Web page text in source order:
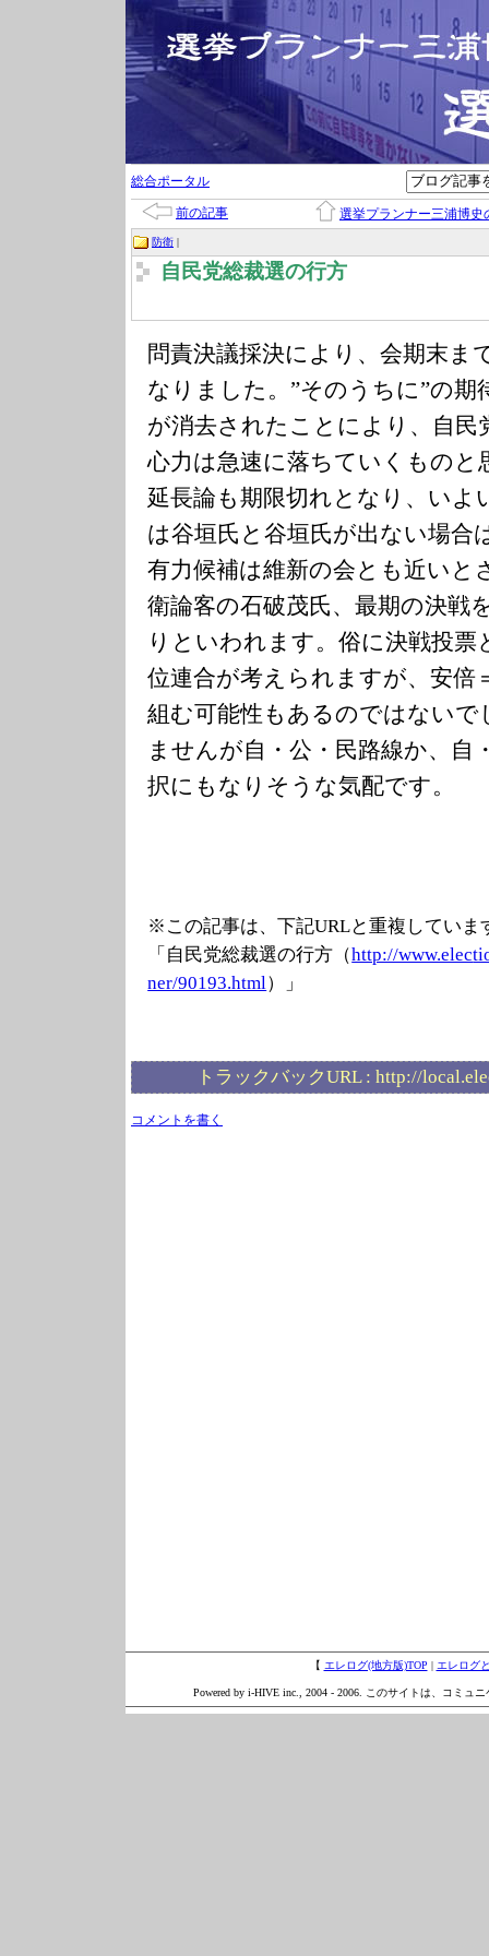
総合ポータル
前の記事 選挙プランナー三浦博史
防衛 |
自民党総裁選の行方
問責決議採決により、会期末ま
なりました。”そのうちに”の期
が消去されたことにより、自民
心力は急速に落ちていくものと
延長論も期限切れとなり、いよ
は谷垣氏と谷垣氏が出ない場合
有力候補は維新の会とも近いと
衛論客の石破茂氏、最期の決戦
りといわれます。俗に決戦投票
位連合が考えられますが、安倍
組む可能性もあるのではないで
ませんが自・公・民路線か、自
択にもなりそうな気配です。
※この記事は、下記URLと重複していま
「自民党総裁選の行方（http://www.elec
ner/90193.html ）」
トラックバックURL : http://
コメントを書く
【 エレログ(地方版)TOP | エレログ
Powered by i-HIVE inc., 2004 - 2006. このサイトは、コミュ